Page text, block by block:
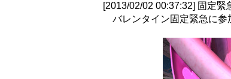
[2013/02/02 00:37:32] 固定緊
バレンタイン固定緊急に参